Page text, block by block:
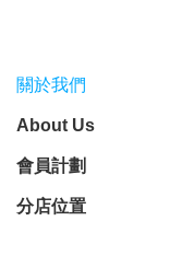
關於我們
About Us
會員計劃
分店位置